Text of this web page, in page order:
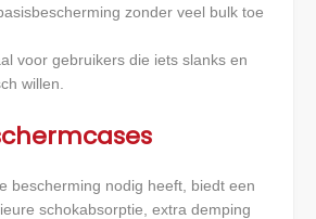
zonder veel bulk toe
voor gebruikers die iets slanks en
willen.
bescherming nodig heeft, biedt een
schokabsorptie, extra demping